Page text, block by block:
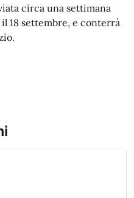
circa una settimana
18 settembre, e conterrà